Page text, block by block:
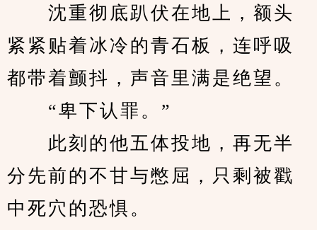
沈重彻底趴伏在地上，额头
紧紧贴着冰冷的青石板，连呼吸
都带着颤抖，声音里满是绝望。
“卑下认罪。”
此刻的他五体投地，再无半
分先前的不甘与憋屈，只剩被戳
中死穴的恐惧。